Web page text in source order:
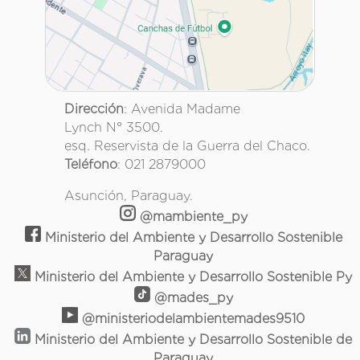
Dirección: Avenida Madame
Lynch N° 3500.
esq. Reservista de la Guerra del Chaco.
Teléfono: 021 2879000
Asunción, Paraguay.
@mambiente_py
Ministerio del Ambiente y Desarrollo Sostenible
Paraguay
Ministerio del Ambiente y Desarrollo Sostenible Py
@mades_py
@ministeriodelambientemades9510
Ministerio del Ambiente y Desarrollo Sostenible de